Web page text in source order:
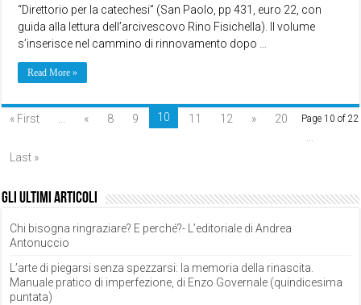
“Direttorio per la catechesi” (San Paolo, pp 431, euro 22, con
guida alla lettura dell’arcivescovo Rino Fisichella). Il volume
s’inserisce nel cammino di rinnovamento dopo …
Read More »
Page 10 of 22
« First « 8 9 10 11 12 »
20
Last »
Gli ultimi articoli
Chi bisogna ringraziare? E perché?- L’editoriale di Andrea
Antonuccio
L’arte di piegarsi senza spezzarsi: la memoria della rinascita.
Manuale pratico di imperfezione, di Enzo Governale (quindicesima
puntata)